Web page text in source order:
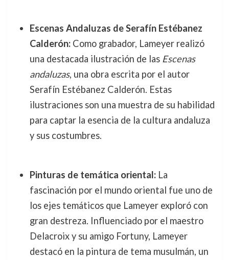
Escenas Andaluzas de Serafín Estébanez
Calderón:Como grabador, Lameyer realizó
una destacada ilustración de las Escenas
andaluzas, una obra escrita por el autor
Serafín Estébanez Calderón. Estas
ilustraciones son una muestra de su habilidad
para captar la esencia de la cultura andaluza
y sus costumbres.
Pinturas de temática oriental:La
fascinación por el mundo oriental fue uno de
los ejes temáticos que Lameyer exploró con
gran destreza. Influenciado por el maestro
Delacroix y su amigo Fortuny, Lameyer
destacó en la pintura de tema musulmán, un